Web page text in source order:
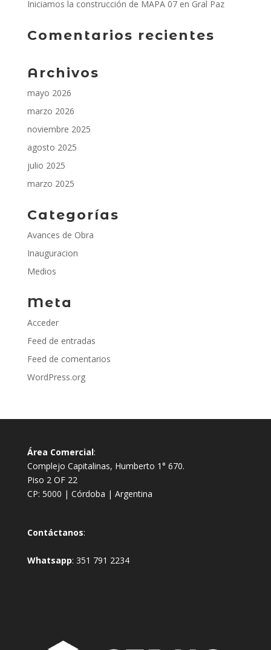
Iniciamos la construcción de MAPA 07 en Gral Paz
Comentarios recientes
Archivos
mayo 2026
marzo 2026
noviembre 2025
agosto 2025
julio 2025
marzo 2025
Categorías
Avances de Obra
Inauguracion
Medios
Meta
Acceder
Feed de entradas
Feed de comentarios
WordPress.org
Área Comercial:
Complejo Capitalinas, Humberto 1° 670.
Piso 2 OF 22
CP: 5000 | Córdoba | Argentina
Contáctanos:
Whatsapp: 351 791 2234